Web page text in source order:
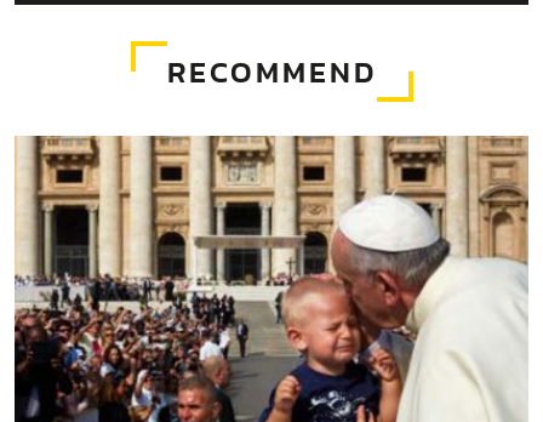
RECOMMEND